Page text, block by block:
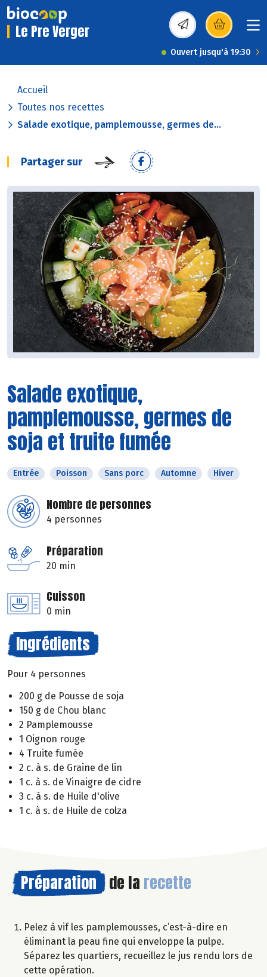
Le Pre Verger (s’ouvre dans une
Ouvert jusqu'à 19:30
Accueil
Toutes nos recettes
Salade exotique, pamplemousse, germes de...
Partager sur
Salade exotique,
pamplemousse, germes de
soja et truite fumée
Entrée Poisson Sans porc Automne Hiver
Nombre de personnes
4 personnes
Préparation
20 min
Cuisson
0 min
Ingrédients
Pour 4 personnes
200 g de Pousse de soja
150 g de Chou blanc
2 Pamplemousse
1 Oignon rouge
4 Truite fumée
2 c. à s. de Graine de lin
1 c. à s. de Vinaigre de cidre
3 c. à s. de Huile d'olive
1 c. à s. de Huile de colza
Préparation de la recette
Pelez à vif les pamplemousses, c’est-à-dire en
éliminant la peau fine qui enveloppe la pulpe.
Séparez les quartiers, recueillez le jus rendu lors de
cette opération.